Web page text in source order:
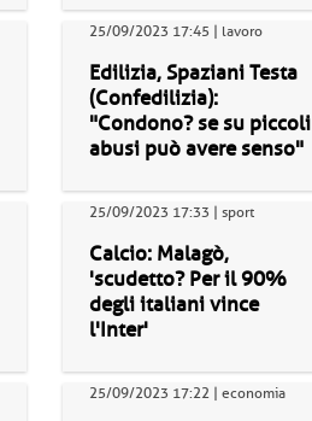
25/09/2023 17:45 | lavoro
Edilizia, Spaziani Testa
(Confedilizia):
"Condono? se su piccoli
abusi può avere senso"
25/09/2023 17:33 | sport
Calcio: Malagò,
'scudetto? Per il 90%
degli italiani vince
l'Inter'
25/09/2023 17:22 | economia